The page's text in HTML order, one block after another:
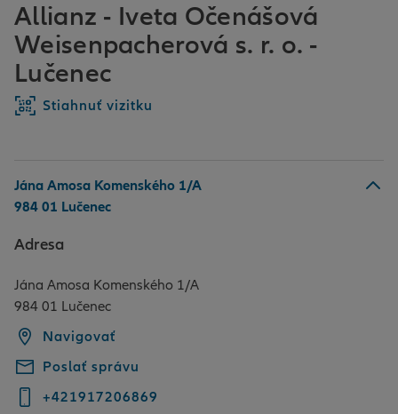
Allianz - Iveta Očenášová
Weisenpacherová s. r. o. -
Lučenec
Stiahnuť vizitku
Jána Amosa Komenského 1/A
984 01 Lučenec
Adresa
Jána Amosa Komenského 1/A
984 01 Lučenec
Navigovať
Poslať správu
+421917206869